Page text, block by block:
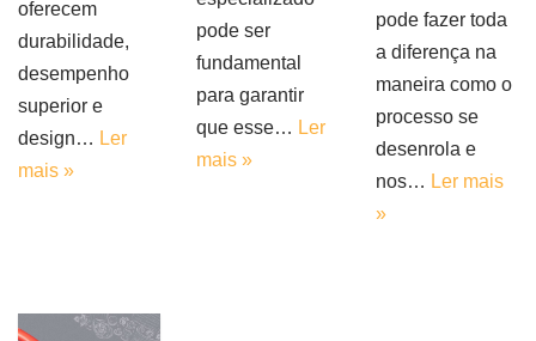
oferecem
durabilidade,
desempenho
superior e
design… Ler
mais »
pode ser
fundamental
para garantir
que esse… Ler
mais »
pode fazer toda
a diferença na
maneira como o
processo se
desenrola e
nos… Ler mais
»